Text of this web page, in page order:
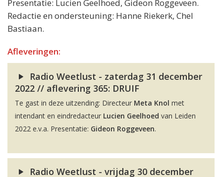
Presentatie: Lucien Geelhoed, Gideon Roggeveen.
Redactie en ondersteuning: Hanne Riekerk, Chel
Bastiaan.
Afleveringen:
Radio Weetlust - zaterdag 31 december
2022 // aflevering 365: DRUIF
Te gast in deze uitzending: Directeur Meta Knol met
intendant en eindredacteur Lucien Geelhoed van Leiden
2022 e.v.a. Presentatie: Gideon Roggeveen.
Radio Weetlust - vrijdag 30 december